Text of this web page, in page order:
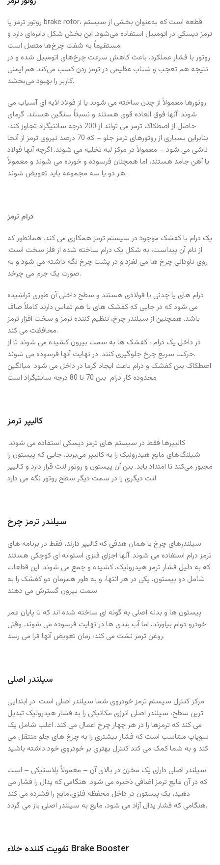
روتور ترمز یا brake rotor، قطعه است که به‌عنوان بخشی از سیستم
ترمز دیسکی در اتومبیل استفاده می‌شود. این بخش شکل دایره‌ای دارد و
مستقیماً به شفت چرخ‌ها متصل است.
روتور با فشار عملکرد، باعث کاهش سرعت چرخ‌های اتومبیل شده و در
نتیجه هم تعجب و شتاب عظیمی در ترمز زدن کسب می‌کند هم ایمنی
کاربر را بهبود می‌بخشد.
روتورها معمولاً از چدن ساخته می شوند یا از فولاد لایه ای آسیاب می
شوند. آنها فوق العاده قوی هستند و نسبتاً سنگین هستند. گرمای
حاصل از اصطکاک ترمز می تواند از 200 درجه سانتیگراد تجاوز کند،
بنابراین بسیاری از روتورهای ترمز جلو – که 70 درصد نیروی ترمز از آنجا
ناشی می شود – معمولاً در مرکز لبه تخلیه می شوند. اگرچه آنها فولاد
یا آهن جامد هستند، اما همچنان فرسوده و خورده می شوند و معمولاً
هر دو یا سه مجموعه باید تعویض شوند.
درام ترمز
یک درام با کفشک موجود در سیستم ترمز همکاری می کند. همانطور که
از نام آن پیداست، به شکل یک درام ساخته شده از فلز سخت است.
روی ناودانی چرخ ها می لغزد و در پشت چرخ نگه داشته می شود و به
صورت یک جرم می چرخد.
درام های یا چدنی یا فولادی هستند و سطح داخلی آن طوری تراشیده
می شود که در جایی که کفشک های با هم تماس دارند کاملاً صاف
باشد. همچنین از سیلندر چرخ، تنظیم کننده ترمز و سخت افزار ترمز
محافظت می کند.
در داخل یک درام ، کفشک ها به سمت بیرون کشیده می شوند تا از
حرکت سریع چرخ جلوگیری کنند. در نهایت آنها فرسوده می شوند.
اصطکاک بین کفشک و درام باعث ایجاد گرما در داخل می شود. میانگین
محدوده کار درام بین 70 تا 80 درجه سانتیگراد است
کالیپر ترمز
کالیپرها فقط در سیستم های ترمز دیسکی استفاده می شوند.
شیلنگ‌های مایع هیدرولیک را به کالیپر می‌برند، جایی که پیستون را
مجبور می‌کند تا امتداد یابد. بین آن پیستون و روتور لنت قرار دارد و کالیپر
لنت دیگری را در سمت دیگر سطح روتور نگه می دارد.
سیلندر ترمز چرخ
سیلندرهای چرخ با همان هدفی که کالیپر دارند، فقط در برنامه های
ترمز درام استفاده می شوند. آنها اجزای فلزی استوانه ای کوچکی هستند
که به دلیل فشار ترمز هیدرولیک، کشیده و جمع می شوند. این قطعات
شامل دو پیستون، یکی در هر انتها، و به طور همزمان دو کفشک را به
سمت بیرون گسترش می دهند.
پیستون ها و بدنه اصلی به گونه ای ساخته شده اند که تا پایان عمر
خودرو دوام بیاورند، اما آب بندی ها در نهایت فرسوده می شوند. وقتی
روغن ترمز نشت می کند، زمان تعویض آنها فرا می رسد.
سیلندر اصلی
مرکز کنترل سیستم ترمز خودروی شما سیلندر اصلی است. در ابتدایی
ترین سطح، سیلندر اصلی انرژی مکانیکی را به فشار هیدرولیک تبدیل
می کند که ترمزها را در هر چهار چرخ اعمال می کند. اغلب شامل یک
سوپاپ متناسب است که فشار بیشتری را به چرخ های جلو منتقل می
کند و به شما کمک می کند کنترل بهتری بر خودروی خود داشته باشید.
سیلندر اصلی دارای یک مخزن در بالای آن – معمولاً پلاستیکی – است
که در آن مایع ترمز اضافی ذخیره می شود. هنگامی که پدال را فشار می
دهید، یک پیستون در داخل محفظه فلزی،مایع را فشرده می کند
هنگامی که فشار پدال آزاد می شود، مایع به سیلندر اصلی باز می گردد.
تقویت کننده خلاء Brake Booster